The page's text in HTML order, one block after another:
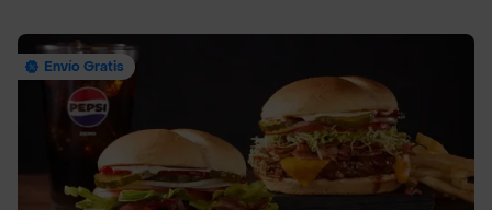
Envío Gratis